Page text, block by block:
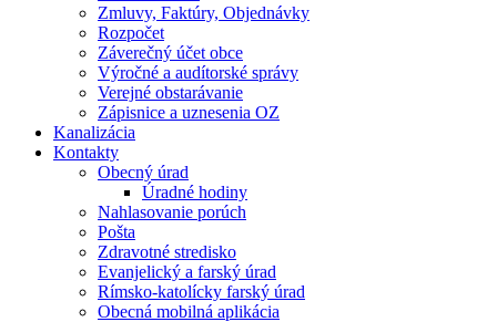
Zmluvy, Faktúry, Objednávky
Rozpočet
Záverečný účet obce
Výročné a audítorské správy
Verejné obstarávanie
Zápisnice a uznesenia OZ
Kanalizácia
Kontakty
Obecný úrad
Úradné hodiny
Nahlasovanie porúch
Pošta
Zdravotné stredisko
Evanjelický a farský úrad
Rímsko-katolícky farský úrad
Obecná mobilná aplikácia